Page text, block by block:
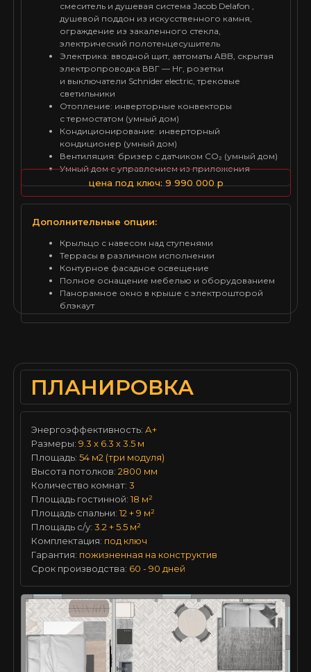
Дополнительные опции:
Крыльцо с навесом над ступенями
Террасы в различном исполнении
Контурное фасадное освещение
Полное оснащение мебелью и оборудованием
Панорамное окно в крыше с электрошторой
блэкаут
смеситель и душевая система Jacob Delafon ,
душевой поддон из искусственного камня,
ограждение из закаленного стекла,
электрический полотенцесушитель
Электрика: вводной щит, автоматы ABB, скрытая
электропроводка ВВГ — Нг, розетки
и выключатели Schnider electric, трековые
светильники
Отопление: инверторные конвекторы
с термостатом (умный дом)
Кондиционирование: инверторный
кондиционер (умный дом)
Вентиляция: бризер с датчиком CO₂ (умный дом)
Умный дом с управлением из приложения
цена под ключ: 9 990 000 р
ПЛАНИРОВКА
Энергоэффективность: А+
Размеры: 9.3 х 6.3 х 3.5 м
Площадь: 54 м2 (три модуля)
Высота потолков: 2800 мм
Количество комнат: 3
Площадь гостинной:18 м²
Площадь спальни:12 + 9 м²
Площадь с/у: 3.2 + 5.5 м²
Комплектация: под ключ
Гарантия: пожизненная на конструктив
Срок производства: 60 - 90 дней